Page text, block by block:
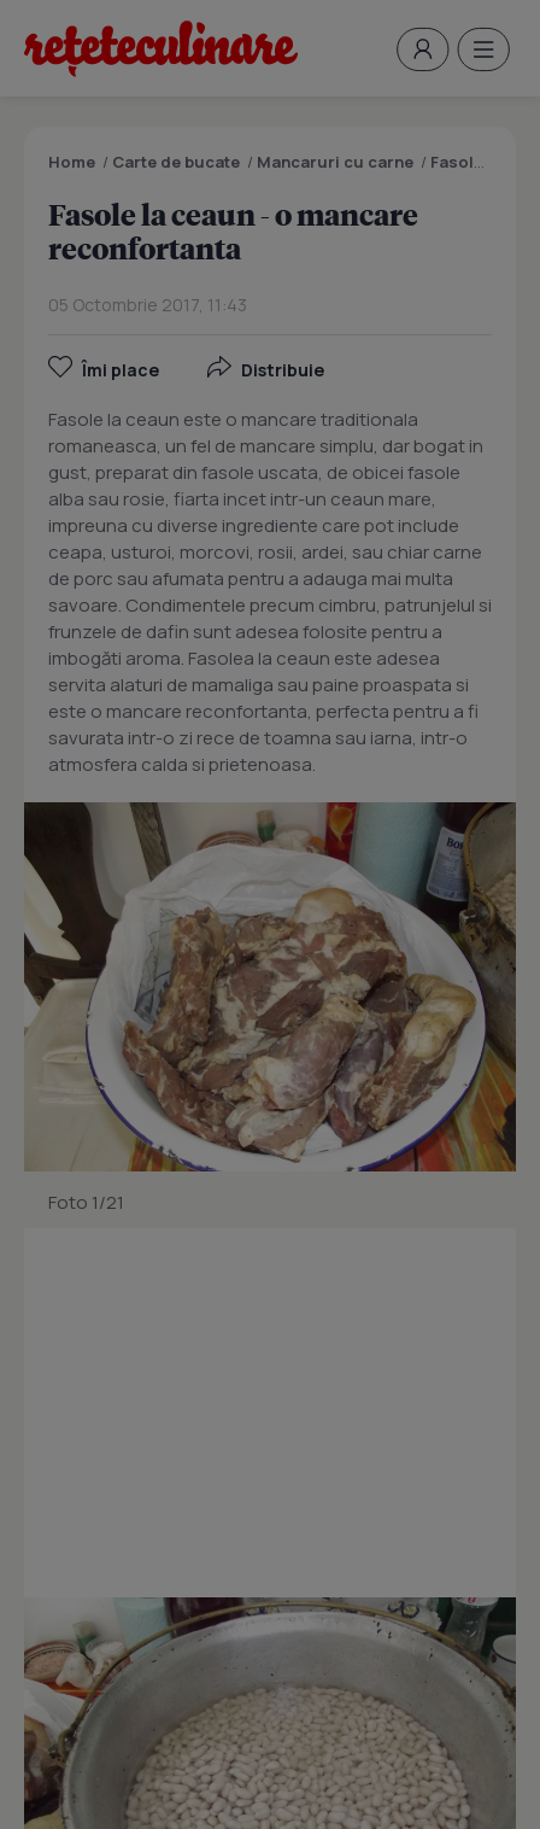
Home / Carte de bucate / Mancaruri cu carne / Fasole la ceaun - o mancare reconfortanta
Fasole la ceaun - o mancare
reconfortanta
05 Octombrie 2017, 11:43
Îmi place Distribuie
Fasole la ceaun este o mancare traditionala
romaneasca, un fel de mancare simplu, dar bogat in
gust, preparat din fasole uscata, de obicei fasole
alba sau rosie, fiarta incet intr-un ceaun mare,
impreuna cu diverse ingrediente care pot include
ceapa, usturoi, morcovi, rosii, ardei, sau chiar carne
de porc sau afumata pentru a adauga mai multa
savoare. Condimentele precum cimbru, patrunjelul si
frunzele de dafin sunt adesea folosite pentru a
imbogăti aroma. Fasolea la ceaun este adesea
servita alaturi de mamaliga sau paine proaspata si
este o mancare reconfortanta, perfecta pentru a fi
savurata intr-o zi rece de toamna sau iarna, intr-o
atmosfera calda si prietenoasa.
Foto 1/21